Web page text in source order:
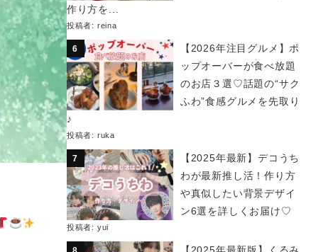
作り方を...
投稿者: reina
【2026年注目グルメ】ポ
ップオーバーが食べ放題
のお店３選♡話題の“サク
ふわ”食感グルメを先取り
♪
投稿者: ruka
【2025年最新】デコうち
わが最新推し活！作り方
や真似したい背景デザイ
ン6選を詳しくお届け♡
投稿者: yui